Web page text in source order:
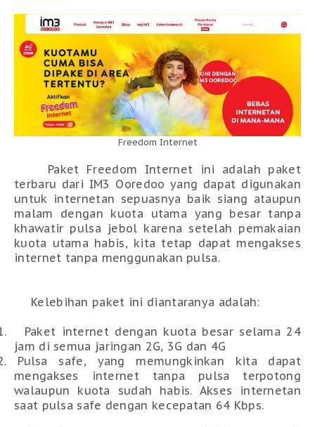
Freedom Internet
Paket Freedom Internet ini adalah paket
terbaru dari IM3 Ooredoo yang dapat digunakan
untuk internetan sepuasnya baik siang ataupun
malam dengan kuota utama yang besar tanpa
khawatir pulsa jebol karena setelah pemakaian
kuota utama habis, kita tetap dapat mengakses
internet tanpa menggunakan pulsa.
Kelebihan paket ini diantaranya adalah:
Paket internet dengan kuota besar selama 24
jam di semua jaringan 2G, 3G dan 4G
Pulsa safe, yang memungkinkan kita dapat
mengakses internet tanpa pulsa terpotong
walaupun kuota sudah habis. Akses internetan
saat pulsa safe dengan kecepatan 64 Kbps.